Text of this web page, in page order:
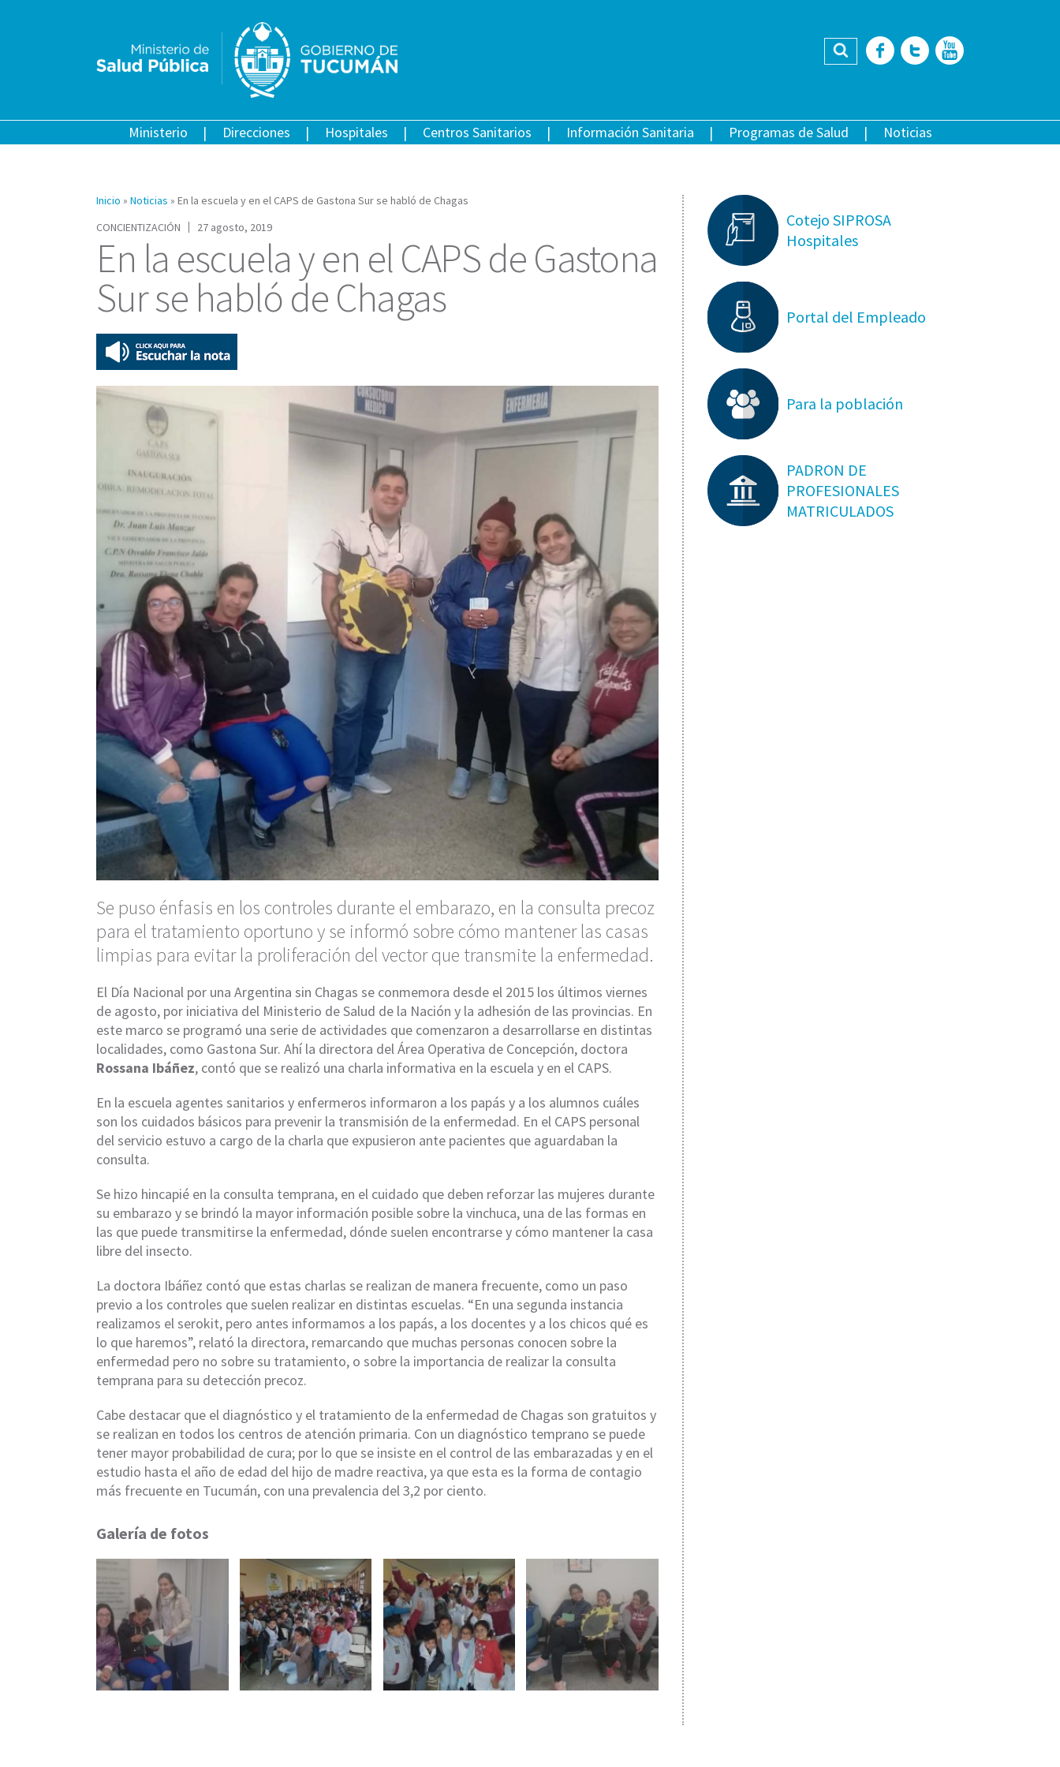
Buscar Facebook
Twitter
Ministerio Direcciones Hospitales Centros Sanitarios Información Sanitaria Programas de Salud Noticias
Inicio » Noticias » En la escuela y en el CAPS de Gastona Sur se habló de Chagas
CONCIENTIZACIÓN
27 agosto, 2019
En la escuela y en el CAPS de Gastona
Sur se habló de Chagas
Se puso énfasis en los controles durante el embarazo, en la consulta precoz
para el tratamiento oportuno y se informó sobre cómo mantener las casas
limpias para evitar la proliferación del vector que transmite la enfermedad.
El Día Nacional por una Argentina sin Chagas se conmemora desde el 2015 los últimos viernes
de agosto, por iniciativa del Ministerio de Salud de la Nación y la adhesión de las provincias. En
este marco se programó una serie de actividades que comenzaron a desarrollarse en distintas
localidades, como Gastona Sur. Ahí la directora del Área Operativa de Concepción, doctora
Rossana Ibáñez, contó que se realizó una charla informativa en la escuela y en el CAPS.
En la escuela agentes sanitarios y enfermeros informaron a los papás y a los alumnos cuáles
son los cuidados básicos para prevenir la transmisión de la enfermedad. En el CAPS personal
del servicio estuvo a cargo de la charla que expusieron ante pacientes que aguardaban la
consulta.
Se hizo hincapié en la consulta temprana, en el cuidado que deben reforzar las mujeres durante
su embarazo y se brindó la mayor información posible sobre la vinchuca, una de las formas en
las que puede transmitirse la enfermedad, dónde suelen encontrarse y cómo mantener la casa
libre del insecto.
La doctora Ibáñez contó que estas charlas se realizan de manera frecuente, como un paso
previo a los controles que suelen realizar en distintas escuelas. “En una segunda instancia
realizamos el serokit, pero antes informamos a los papás, a los docentes y a los chicos qué es
lo que haremos”, relató la directora, remarcando que muchas personas conocen sobre la
enfermedad pero no sobre su tratamiento, o sobre la importancia de realizar la consulta
temprana para su detección precoz.
Cabe destacar que el diagnóstico y el tratamiento de la enfermedad de Chagas son gratuitos y
se realizan en todos los centros de atención primaria. Con un diagnóstico temprano se puede
tener mayor probabilidad de cura; por lo que se insiste en el control de las embarazadas y en el
estudio hasta el año de edad del hijo de madre reactiva, ya que esta es la forma de contagio
más frecuente en Tucumán, con una prevalencia del 3,2 por ciento.
Galería de fotos
Cotejo SIPROSA
Hospitales
Portal del Empleado
Para la población
PADRON DE
PROFESIONALES
MATRICULADOS